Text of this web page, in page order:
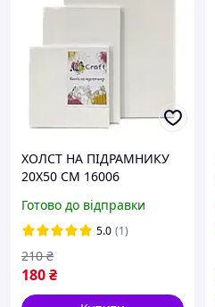
ХОЛСТ НА ПІДРАМНИКУ
20Х50 СМ 16006
Готово до відправки
5.0 (1)
180₴
210 ₴